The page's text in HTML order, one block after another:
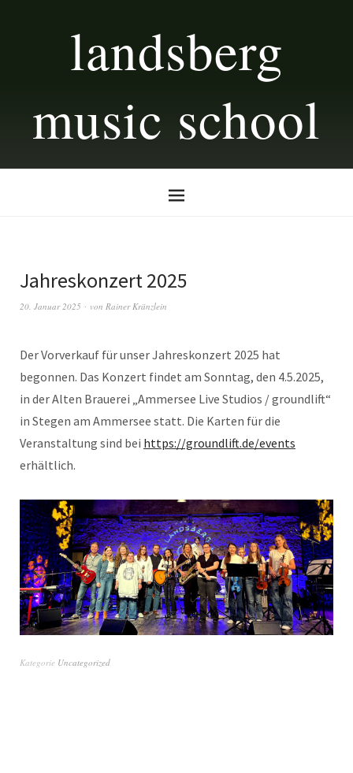
landsberg
music school
Jahreskonzert 2025
20. Januar 2025 von Rainer Kränzlein
Der Vorverkauf für unser Jahreskonzert 2025 hat
begonnen. Das Konzert findet am Sonntag, den 4.5.2025,
in der Alten Brauerei „Ammersee Live Studios / groundlift“
in Stegen am Ammersee statt. Die Karten für die
Veranstaltung sind bei https://groundlift.de/events
erhältlich.
Kategorie Uncategorized